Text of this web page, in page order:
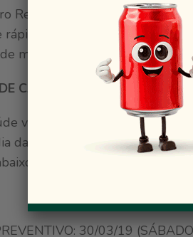
Renascer está organizando
preventivo,
março, o atendimento das
CAMPANHAS 2019
vem convidar você mulher
da mulher a vir participar das
cronogramas das atividades.
30/03/19